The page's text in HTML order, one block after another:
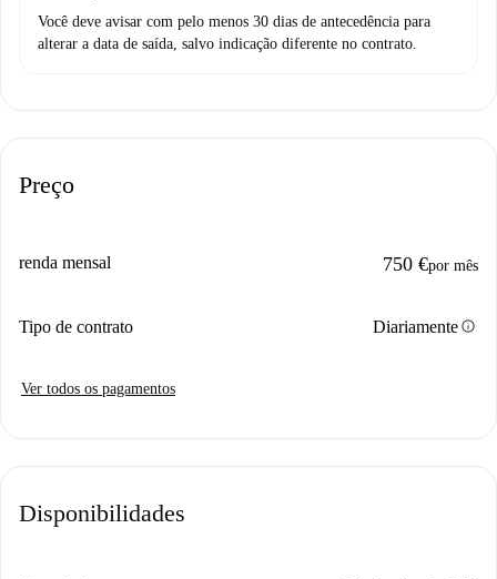
Você deve avisar com pelo menos 30 dias de antecedência para
alterar a data de saída, salvo indicação diferente no contrato.
Preço
renda mensal 750 €por mês
Tipo de contrato Diariamenteinfo
Ver todos os pagamentos
Disponibilidades